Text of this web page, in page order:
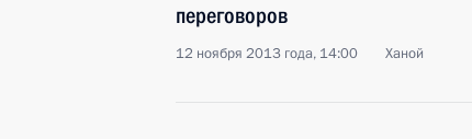
переговоров
12 ноября 2013 года, 14:00 Ханой